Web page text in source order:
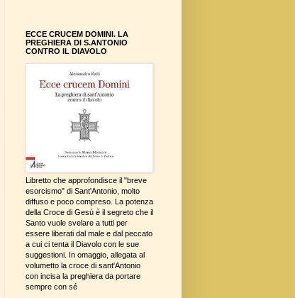
ECCE CRUCEM DOMINI. LA
PREGHIERA DI S.ANTONIO
CONTRO IL DIAVOLO
Libretto che approfondisce il "breve
esorcismo" di Sant'Antonio, molto
diffuso e poco compreso. La potenza
della Croce di Gesù è il segreto che il
Santo vuole svelare a tutti per
essere liberati dal male e dal peccato
a cui ci tenta il Diavolo con le sue
suggestioni. In omaggio, allegata al
volumetto la croce di sant'Antonio
con incisa la preghiera da portare
sempre con sé